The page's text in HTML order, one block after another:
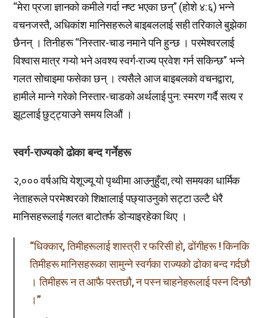
“मेरा प्रजा ज्ञानको कमीले गर्दा नष्ट भएका छन्” (होशे ४:६) भन्ने
वचनजस्तै, अधिकांश मानिसहरूले बाइबललाई सही तरिकाले बुझेका
छैनन् । तिनीहरू “निस्तार-चाड नमाने पनि हुन्छ । परमेश्वरलाई
विश्वास मात्र गऱ्यो भने अवश्य स्वर्ग-राज्य प्रवेश गर्न सकिन्छ” भन्ने
गलत सोचाइमा फसेका छन् । त्यसैले आज बाइबलको वचनद्वारा,
हामीले मान्ने गरेको निस्तार-चाडको अर्थलाई पुन: स्मरण गर्दै सत्य र
झूटलाई छुट्‌ट्याउने समय लिऔं ।
स्वर्ग-राज्यको ढोका बन्द गर्नेहरू
२,००० वर्षअघि येशूज्यू यो पृथ्वीमा आउनुहुँदा, त्यो समयका धार्मिक
नेताहरूले परमेश्वरको शिक्षालाई पछ्याउनुको सट्टा उल्टै धेरै
मानिसहरूलाई गलत बाटोतर्फ डोऱ्याइरहेका थिए ।
“धिक्कार, तिमीहरूलाई शास्त्री र फरिसी हो, ढोंगीहरू ! किनकि
तिमीहरू मानिसहरूका सामुन्ने स्वर्गका राज्यको ढोका बन्द गर्दछौ
। तिमीहरू न त आफै पस्तछौ, न पस्न चाहनेहरूलाई पस्न दिन्छौ
।”